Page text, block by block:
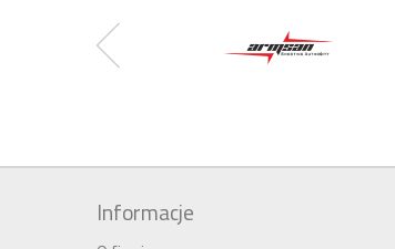
Informacje